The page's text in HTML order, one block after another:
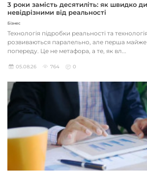
3 роки замість десятиліть: як швидко
невідрізними від реальності
Бізнес
Технологія підробки реальності та
розвиваються паралельно, але перша
попереду. Це не метафора, а те, як вл...
05.08.26 764 0